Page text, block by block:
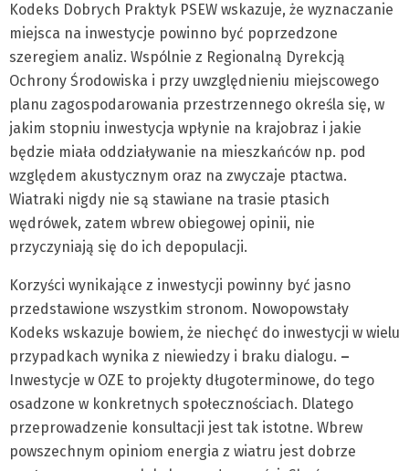
Kodeks Dobrych Praktyk PSEW wskazuje, że wyznaczanie
miejsca na inwestycje powinno być poprzedzone
szeregiem analiz. Wspólnie z Regionalną Dyrekcją
Ochrony Środowiska i przy uwzględnieniu miejscowego
planu zagospodarowania przestrzennego określa się, w
jakim stopniu inwestycja wpłynie na krajobraz i jakie
będzie miała oddziaływanie na mieszkańców np. pod
względem akustycznym oraz na zwyczaje ptactwa.
Wiatraki nigdy nie są stawiane na trasie ptasich
wędrówek, zatem wbrew obiegowej opinii, nie
przyczyniają się do ich depopulacji.
Korzyści wynikające z inwestycji powinny być jasno
przedstawione wszystkim stronom. Nowopowstały
Kodeks wskazuje bowiem, że niechęć do inwestycji w wielu
przypadkach wynika z niewiedzy i braku dialogu. –
Inwestycje w OZE to projekty długoterminowe, do tego
osadzone w konkretnych społecznościach. Dlatego
przeprowadzenie konsultacji jest tak istotne. Wbrew
powszechnym opiniom energia z wiatru jest dobrze